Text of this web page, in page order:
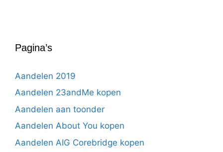
Pagina’s
Aandelen 2019
Aandelen 23andMe kopen
Aandelen aan toonder
Aandelen About You kopen
Aandelen AIG Corebridge kopen